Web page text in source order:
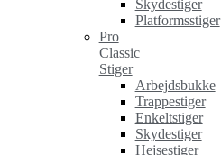
Skydestiger
Platformsstiger
Pro
Classic
Stiger
Arbejdsbukke
Trappestiger
Enkeltstiger
Skydestiger
Hejsestiger